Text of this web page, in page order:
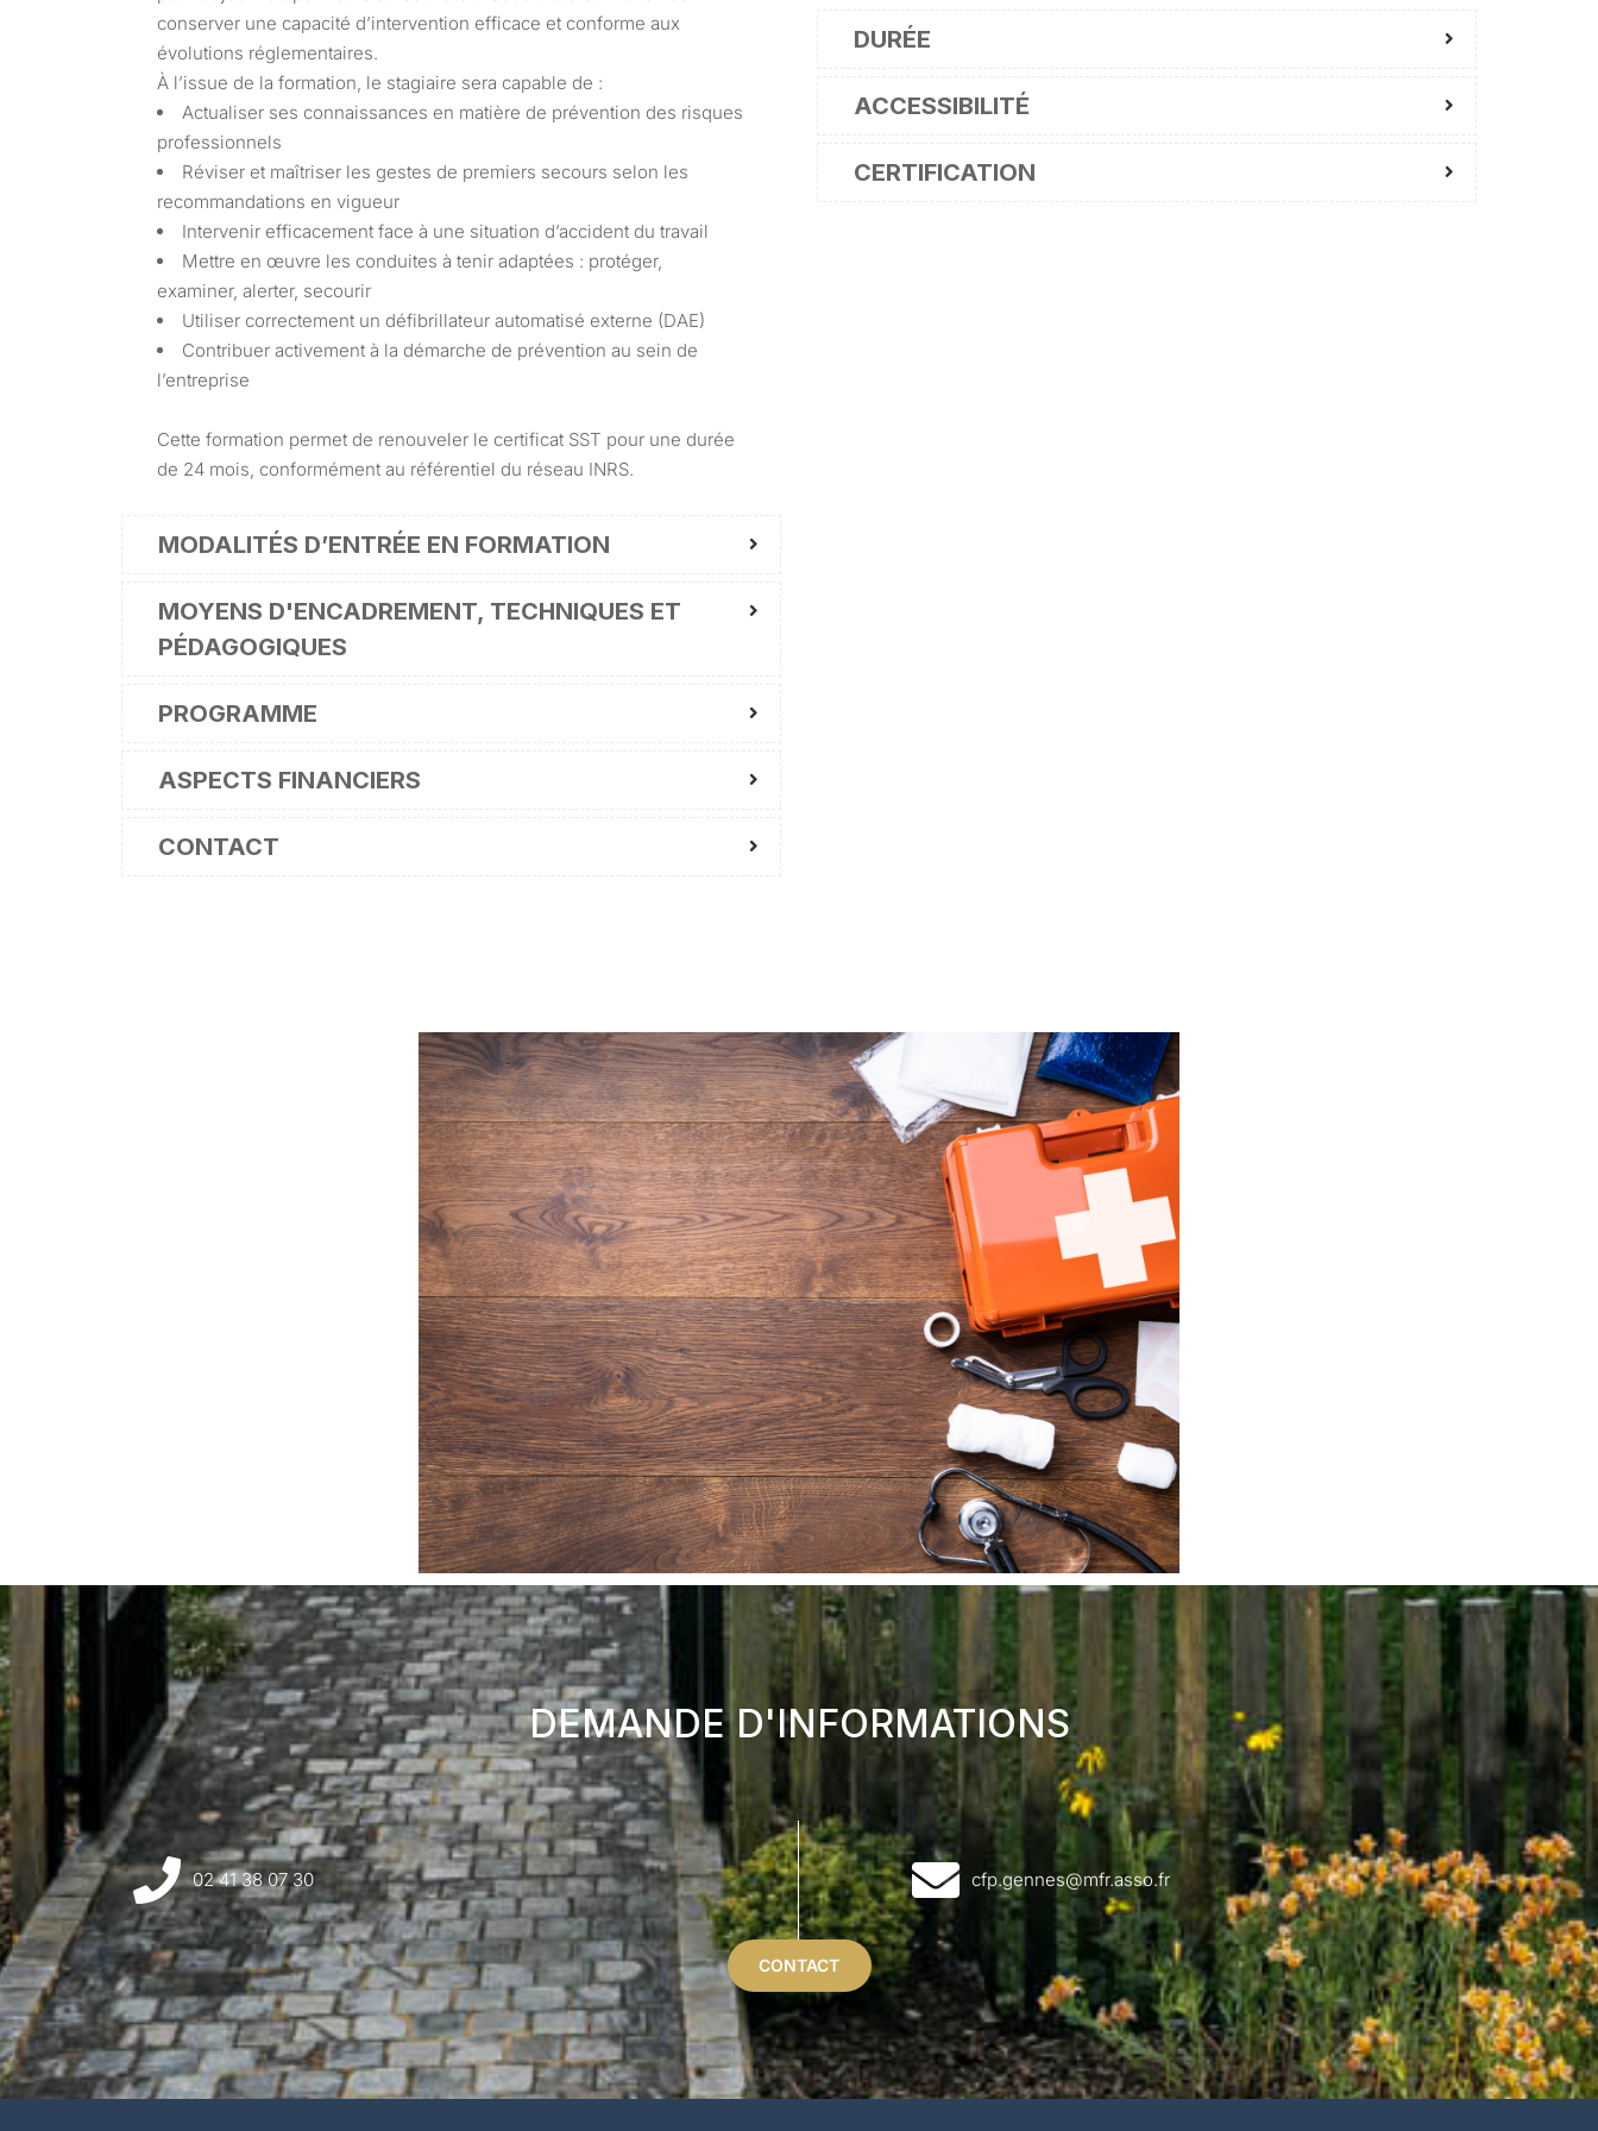
conserver une capacité d’intervention efficace et conforme aux
évolutions réglementaires.
À l’issue de la formation, le stagiaire sera capable de :
Actualiser ses connaissances en matière de prévention des risques
professionnels
Réviser et maîtriser les gestes de premiers secours selon les
recommandations en vigueur
Intervenir efficacement face à une situation d’accident du travail
Mettre en œuvre les conduites à tenir adaptées : protéger,
examiner, alerter, secourir
Utiliser correctement un défibrillateur automatisé externe (DAE)
Contribuer activement à la démarche de prévention au sein de
l’entreprise
Cette formation permet de renouveler le certificat SST pour une durée
de 24 mois, conformément au référentiel du réseau INRS.
MODALITÉS D’ENTRÉE EN FORMATION
MOYENS D'ENCADREMENT, TECHNIQUES ET
PÉDAGOGIQUES
PROGRAMME
ASPECTS FINANCIERS
CONTACT
DURÉE
ACCESSIBILITÉ
CERTIFICATION
DEMANDE D'INFORMATIONS
02 41 38 07 30 cfp.gennes@mfr.asso.fr
CONTACT